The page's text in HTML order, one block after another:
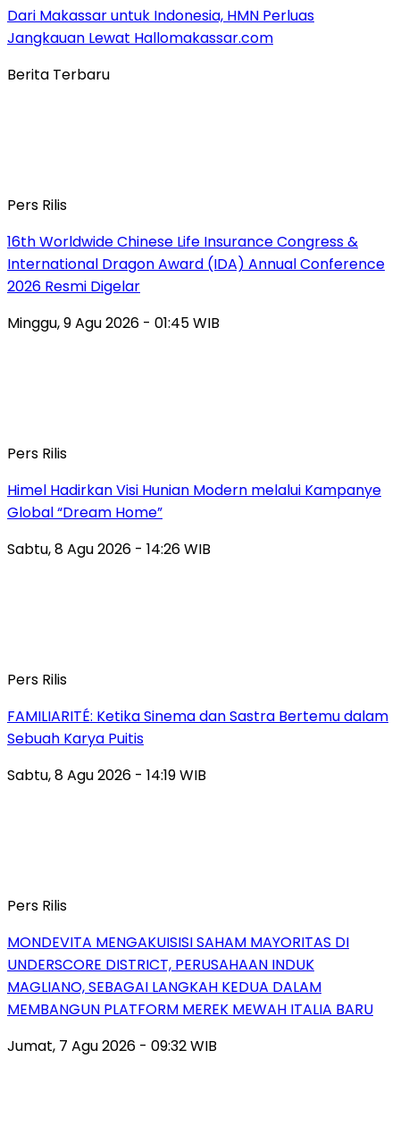
Dari Makassar untuk Indonesia, HMN Perluas
Jangkauan Lewat Hallomakassar.com
Berita Terbaru
Pers Rilis
16th Worldwide Chinese Life Insurance Congress &
International Dragon Award (IDA) Annual Conference
2026 Resmi Digelar
Minggu, 9 Agu 2026 - 01:45 WIB
Pers Rilis
Himel Hadirkan Visi Hunian Modern melalui Kampanye
Global “Dream Home”
Sabtu, 8 Agu 2026 - 14:26 WIB
Pers Rilis
FAMILIARITÉ: Ketika Sinema dan Sastra Bertemu dalam
Sebuah Karya Puitis
Sabtu, 8 Agu 2026 - 14:19 WIB
Pers Rilis
MONDEVITA MENGAKUISISI SAHAM MAYORITAS DI
UNDERSCORE DISTRICT, PERUSAHAAN INDUK
MAGLIANO, SEBAGAI LANGKAH KEDUA DALAM
MEMBANGUN PLATFORM MEREK MEWAH ITALIA BARU
Jumat, 7 Agu 2026 - 09:32 WIB